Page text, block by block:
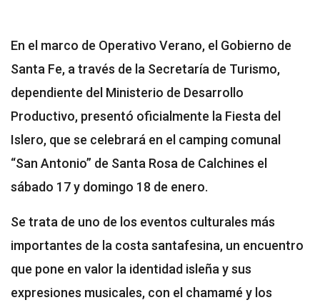
En el marco de Operativo Verano, el Gobierno de
Santa Fe, a través de la Secretaría de Turismo,
dependiente del Ministerio de Desarrollo
Productivo, presentó oficialmente la Fiesta del
Islero, que se celebrará en el camping comunal
“San Antonio” de Santa Rosa de Calchines el
sábado 17 y domingo 18 de enero.
Se trata de uno de los eventos culturales más
importantes de la costa santafesina, un encuentro
que pone en valor la identidad isleña y sus
expresiones musicales, con el chamamé y los